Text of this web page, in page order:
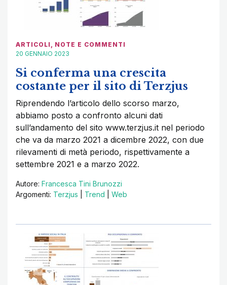
ARTICOLI , NOTE E COMMENTI
20 GENNAIO 2023
Si conferma una crescita
costante per il sito di Terzjus
Riprendendo l’articolo dello scorso marzo,
abbiamo posto a confronto alcuni dati
sull’andamento del sito www.terzjus.it nel periodo
che va da marzo 2021 a dicembre 2022, con due
rilevamenti di metà periodo, rispettivamente a
settembre 2021 e a marzo 2022.
Autore: Francesca Tini Brunozzi
Argomenti: Terzjus Trend Web